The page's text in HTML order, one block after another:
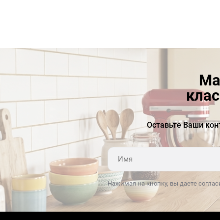
Индикация отсутствия воды в резервуаре
позволяют своевременно обслуживать
кофемашину и продлевать ее срок службы.
Прибор работает от сети напряжением 220-240 В
и имеет встроенный электрический шнур, что
обеспечивает его удобство
в использовании.Ключевые
преимущества:Итальянский дизайн в стиле 50-х
годовСистема нагрева Thermoblock для
быстрого нагрева водыРегулировка количества
кофе и капучино
Оставьте Ваши
Нажимая на кнопку, вы даете